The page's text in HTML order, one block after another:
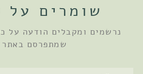
שומרים על
נרשמים ומקבלים הודעה על
שמתפרסם באתר